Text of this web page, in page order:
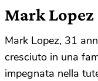
Mark Lopez
Mark Lopez, 31
cresciuto in una
impegnata nella